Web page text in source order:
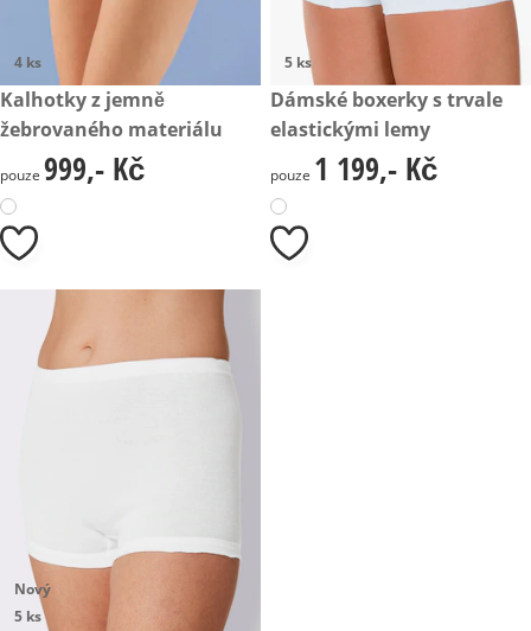
4 ks
999,- Kč
Kalhotky z jemně
žebrovaného materiálu
999,- Kč
pouze 999,- Kč
5 ks
1 199,- Kč
Dámské boxerky s trvale
elastickými lemy
1 199,- Kč
pouze 1 199,- Kč
Nový
5 ks